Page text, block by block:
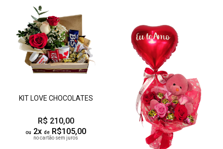
KIT LOVE CHOCOLATES
R$ 210,00
ou 2x de R$105,00
no cartão sem juros